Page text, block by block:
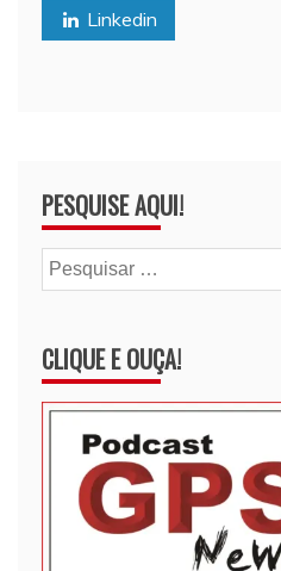
Linkedin
PESQUISE AQUI!
Pesquisar
por:
CLIQUE E OUÇA!